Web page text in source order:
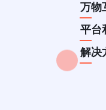
万物
平台
解决